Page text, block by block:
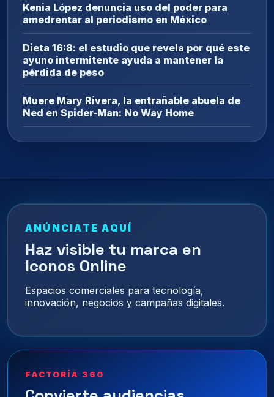
Kenia López denuncia uso del poder para
amedrentar al periodismo en México
Dieta 16:8: el estudio que revela por qué este
ayuno intermitente ayuda a mantener la
pérdida de peso
Muere Mary Rivera, la entrañable abuela de
Ned en Spider-Man: No Way Home
ANÚNCIATE AQUÍ
Haz visible tu marca en
Iconos Online
Espacios comerciales para tecnología,
innovación, negocios y campañas digitales.
FACTORÍA 360